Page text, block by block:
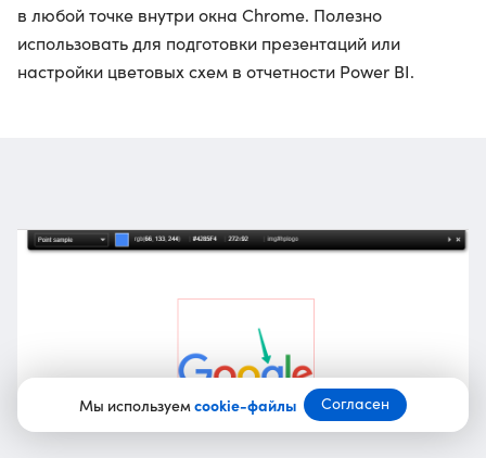
Мы используемcookie-файлы Согласен
в любой точке внутри окна Chrome. Полезно
использовать для подготовки презентаций или
настройки цветовых схем в отчетности Power BI.